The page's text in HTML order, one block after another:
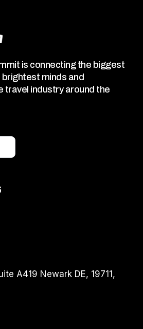
is connecting the biggest
minds and
travel industry around the
A419 Newark DE, 19711,